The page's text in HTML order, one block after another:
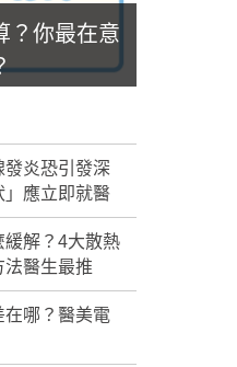
？你最在意
發炎恐引發深
」應立即就醫
緩解？4大散熱
法醫生最推
在哪？醫美電